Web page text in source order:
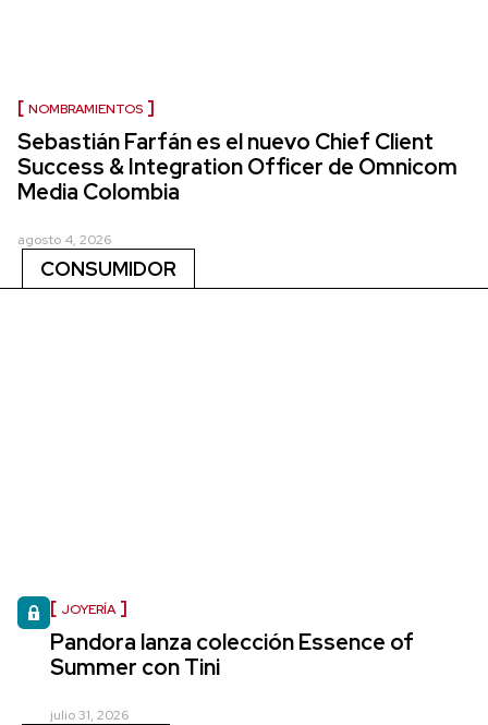
NOMBRAMIENTOS
Sebastián Farfán es el nuevo Chief Client
Success & Integration Officer de Omnicom
Media Colombia
agosto 4, 2026
CONSUMIDOR
JOYERÍA
Pandora lanza colección Essence of
Summer con Tini
julio 31, 2026